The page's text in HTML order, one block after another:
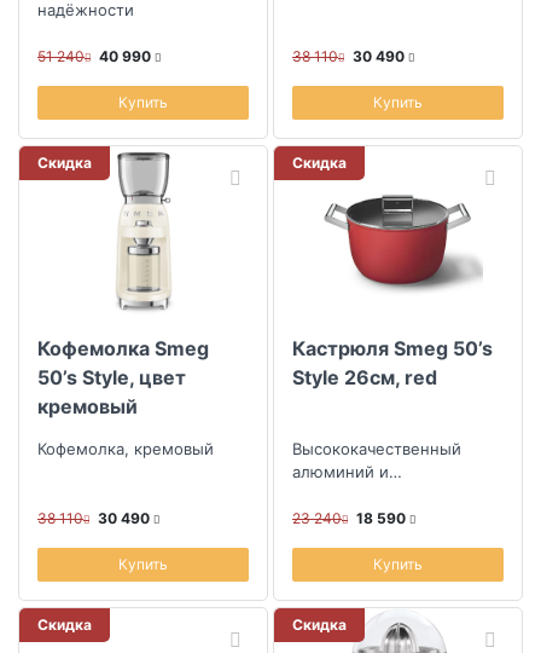
надёжности
51 240 40 990
Купить
38 110 30 490
Купить
Скидка
Кофемолка Smeg
50’s Style, цвет
кремовый
Кофемолка, кремовый
38 110 30 490
Купить
Скидка
Кастрюля Smeg 50’s
Style 26см, red
Высококачественный
алюминий и
23 240 18 590
Купить
Скидка Скидка